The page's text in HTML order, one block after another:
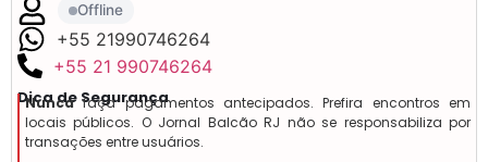
Offline
+55 21990746264
+55 21 990746264
Dica de Segurança
Nuncafaça pagamentos antecipados. Prefira encontros em
locais públicos. O Jornal Balcão RJ não se responsabiliza por
transações entre usuários.